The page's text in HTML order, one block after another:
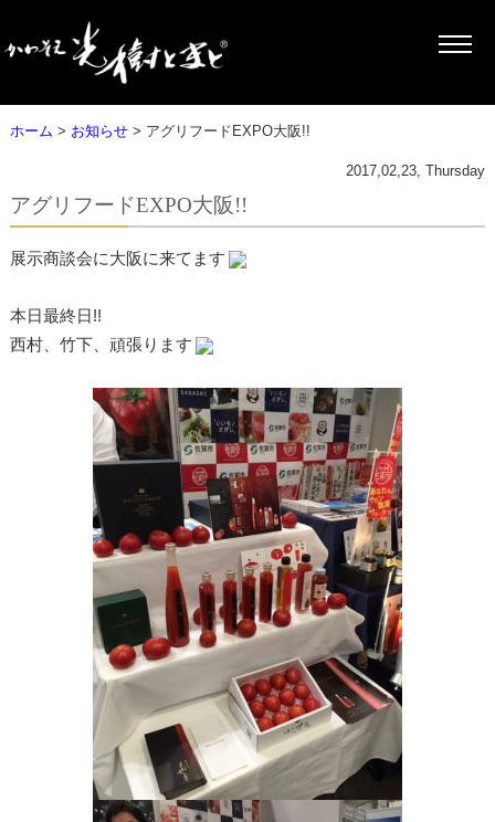
ホーム > お知らせ> アグリフードEXPO大阪!!
2017,02,23, Thursday
アグリフードEXPO大阪!!
展示商談会に大阪に来てます
本日最終日!!
西村、竹下、頑張ります